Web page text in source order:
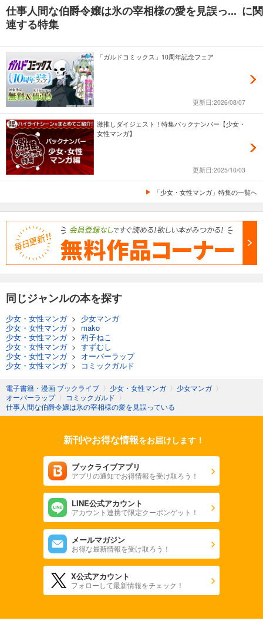
仕事人間な伯爵令嬢は氷の宰相様の愛を見誤っ... に関
連する特集
「ガルドコミックス」10周年記念フェア
更新日:2026/08/07
激推しダイジェスト！特集バックナンバー【少女・
女性マンガ】
更新日:2025/10/03
「少女・女性マンガ」特集の一覧へ
同じジャンルの本を探す
少女・女性マンガ> 少女マンガ
少女・女性マンガ> mako
少女・女性マンガ> 杓子ねこ
少女・女性マンガ> すずむし
少女・女性マンガ> オーバーラップ
少女・女性マンガ> コミックガルド
電子書籍・漫画 ブックライブ 〉 少女・女性マンガ 〉 少女マンガ 〉
オーバーラップ 〉 コミックガルド 〉
仕事人間な伯爵令嬢は氷の宰相様の愛を見誤っている
新刊やお得な情報をお届けします！
ブックライブアプリ
アプリの通知でお得情報を受け取ろう！
LINE公式アカウント
アカウント連携で限定クーポンゲット！
メールマガジン
お得な最新情報を受け取ろう！
X公式アカウント
フォローして最新情報をチェック！